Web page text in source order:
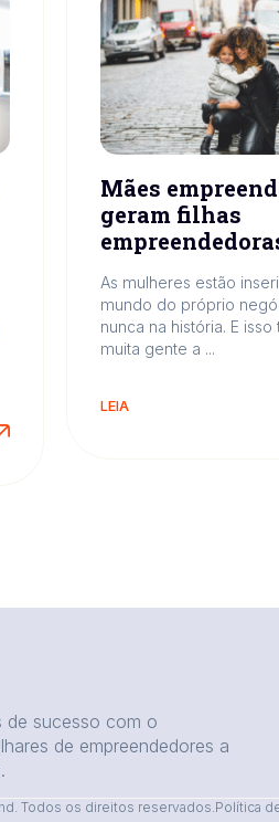
Mães
geram filhas
As mulheres estão
mundo do próprio
nunca na história. E
muita gente a ...
LEIA
de sucesso com o
de empreendedores a
Todos os direitos reservados.Política